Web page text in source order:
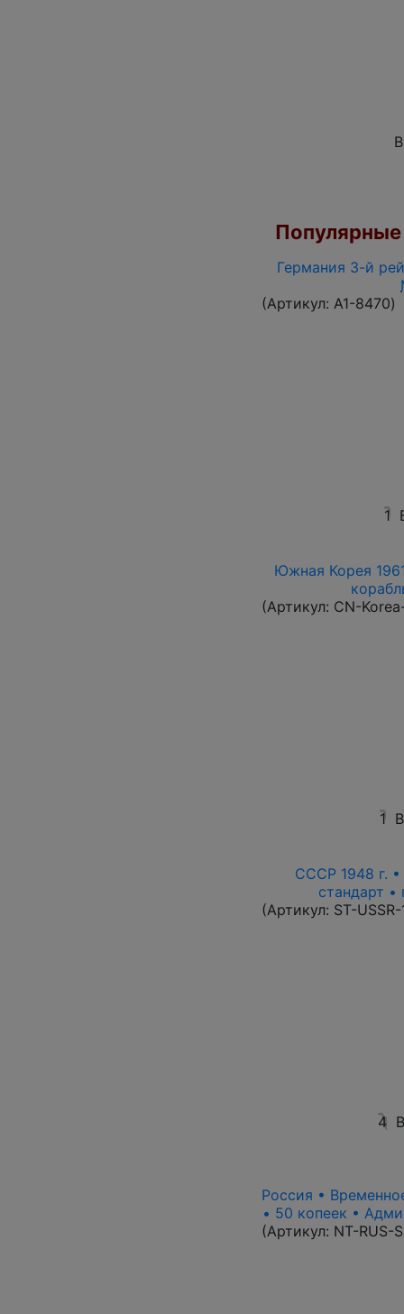
Германия 3-й
(Артикул: A1-8470)
1
Южная Корея
(Артикул: CN-
1
СССР 1948 г. •
стандарт
(Артикул: ST-
4
Россия •
• 50 копеек •
(Артикул: NT-RUS-